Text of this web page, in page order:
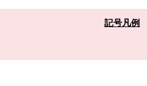
記号凡例